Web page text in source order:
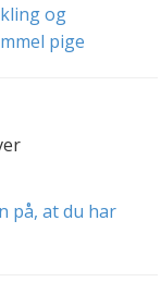
og
pige
på, at du har